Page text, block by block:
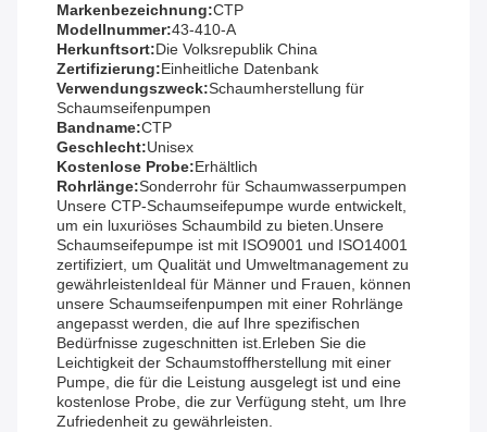
Markenbezeichnung:CTP
Modellnummer:43-410-A
Herkunftsort:Die Volksrepublik China
Zertifizierung:Einheitliche Datenbank
Verwendungszweck:Schaumherstellung für
Schaumseifenpumpen
Bandname:CTP
Geschlecht:Unisex
Kostenlose Probe:Erhältlich
Rohrlänge:Sonderrohr für Schaumwasserpumpen
Unsere CTP-Schaumseifepumpe wurde entwickelt,
um ein luxuriöses Schaumbild zu bieten.Unsere
Schaumseifepumpe ist mit ISO9001 und ISO14001
zertifiziert, um Qualität und Umweltmanagement zu
gewährleistenIdeal für Männer und Frauen, können
unsere Schaumseifenpumpen mit einer Rohrlänge
angepasst werden, die auf Ihre spezifischen
Bedürfnisse zugeschnitten ist.Erleben Sie die
Leichtigkeit der Schaumstoffherstellung mit einer
Pumpe, die für die Leistung ausgelegt ist und eine
kostenlose Probe, die zur Verfügung steht, um Ihre
Zufriedenheit zu gewährleisten.